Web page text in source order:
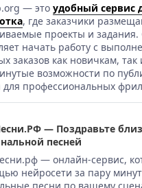
— это удобный сервис
, где заказчики
проекты и задания.
начать работу с
заказов как новичкам, так
возможности по
для профессиональных
— Поздравьте
песней
— онлайн-сервис,
нейросети за пару минут
песни по вашему